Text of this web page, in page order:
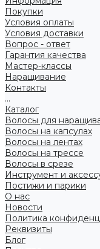
Покупки
Условия оплаты
Условия доставки
Вопрос - ответ
Гарантия качества
Мастер-классы
Наращивание
Контакты
...
Каталог
Волосы для
Волосы на капсулах
Волосы на лентах
Волосы на трессе
Волосы в срезе
Инструмент и
Постижи и парики
О нас
Новости
Политика
Реквизиты
Блог